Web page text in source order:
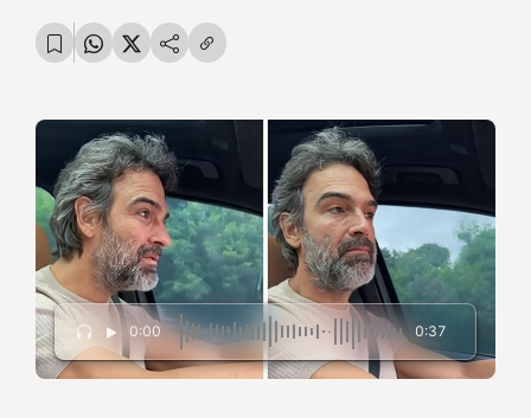
0:00 0:37